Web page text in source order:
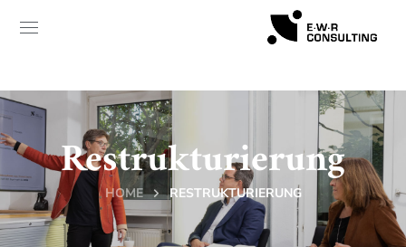
Restrukturierung
HOME RESTRUKTURIERUNG